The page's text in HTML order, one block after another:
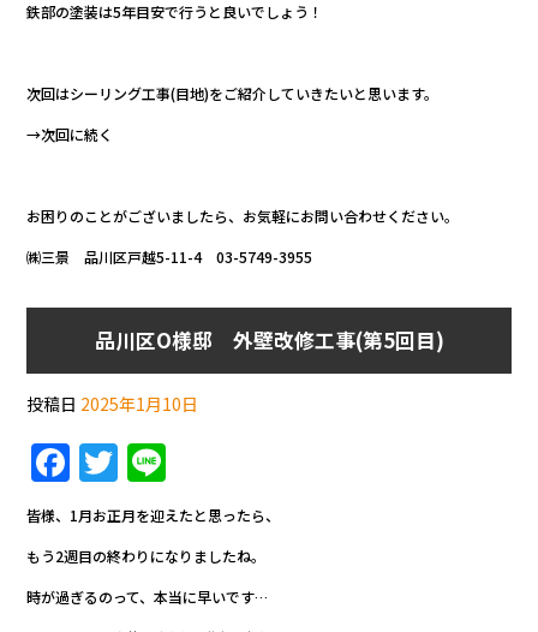
鉄部の塗装は5年目安で行うと良いでしょう！
次回はシーリング工事(目地)をご紹介していきたいと思います。
→次回に続く
お困りのことがございましたら、お気軽にお問い合わせください。
㈱三景 品川区戸越5-11-4 03-5749-3955
品川区O様邸 外壁改修工事(第5回目)
投稿日 2025年1月10日
F
a
c
e
b
T
w
itt
er
n
e
皆様、1月お正月を迎えたと思ったら、
もう2週目の終わりになりましたね。
時が過ぎるのって、本当に早いです…